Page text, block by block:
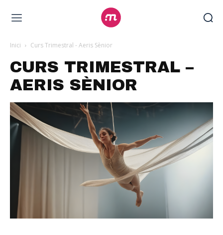
Inici Curs Trimestral - Aeris Sènior
CURS TRIMESTRAL –
AERIS SÈNIOR